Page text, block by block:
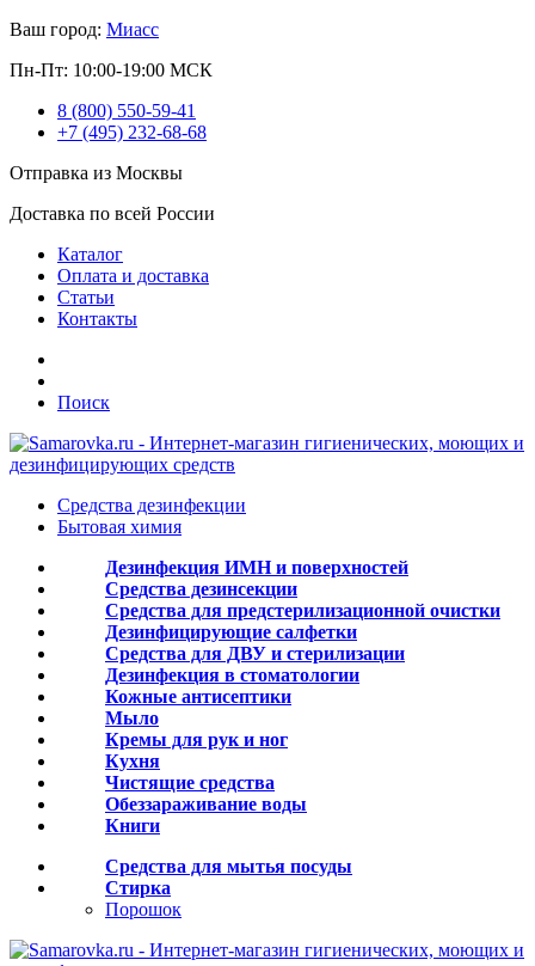
Ваш город: Миасс
Пн-Пт: 10:00-19:00 МСК
8 (800) 550-59-41
+7 (495) 232-68-68
Отправка из Москвы
Доставка по всей России
Каталог
Оплата и доставка
Статьи
Контакты
Поиск
Средства дезинфекции
Бытовая химия
Дезинфекция ИМН и поверхностей
Средства дезинсекции
Средства для предстерилизационной очистки
Дезинфицирующие салфетки
Средства для ДВУ и cтерилизации
Дезинфекция в стоматологии
Кожные антисептики
Мыло
Кремы для рук и ног
Кухня
Чистящие средства
Обеззараживание воды
Книги
Средства для мытья посуды
Стирка
Порошок